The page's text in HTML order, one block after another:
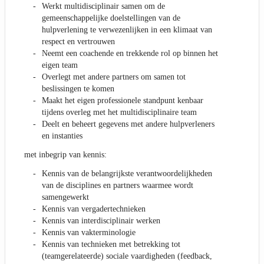
Werkt multidisciplinair samen om de
gemeenschappelijke doelstellingen van de
hulpverlening te verwezenlijken in een klimaat van
respect en vertrouwen
Neemt een coachende en trekkende rol op binnen het
eigen team
Overlegt met andere partners om samen tot
beslissingen te komen
Maakt het eigen professionele standpunt kenbaar
tijdens overleg met het multidisciplinaire team
Deelt en beheert gegevens met andere hulpverleners
en instanties
met inbegrip van kennis:
Kennis van de belangrijkste verantwoordelijkheden
van de disciplines en partners waarmee wordt
samengewerkt
Kennis van vergadertechnieken
Kennis van interdisciplinair werken
Kennis van vakterminologie
Kennis van technieken met betrekking tot
(teamgerelateerde) sociale vaardigheden (feedback,